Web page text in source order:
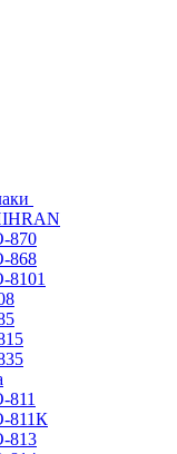
870
868
8101
811
811К
813